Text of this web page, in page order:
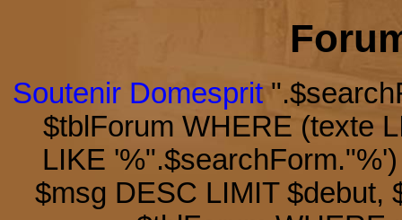
Soutenir Domesprit
$tblForum WHERE (texte
LIKE
$msg DESC LIMIT $debut,